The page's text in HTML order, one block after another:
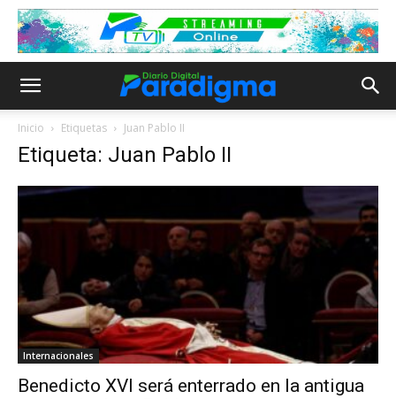
Inicio Etiquetas Juan Pablo II
Etiqueta: Juan Pablo II
Internacionales
Benedicto XVI será enterrado en la antigua